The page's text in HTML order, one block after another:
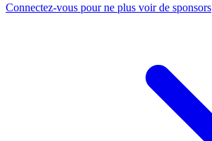
Connectez-vous pour ne plus voir de sponsors